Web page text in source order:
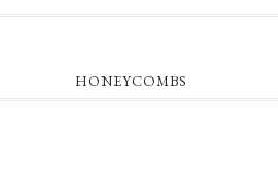
HONEYCOMBS